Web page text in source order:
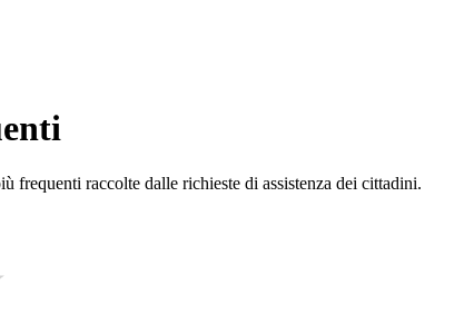
frequenti raccolte dalle richieste di assistenza dei cittadini.